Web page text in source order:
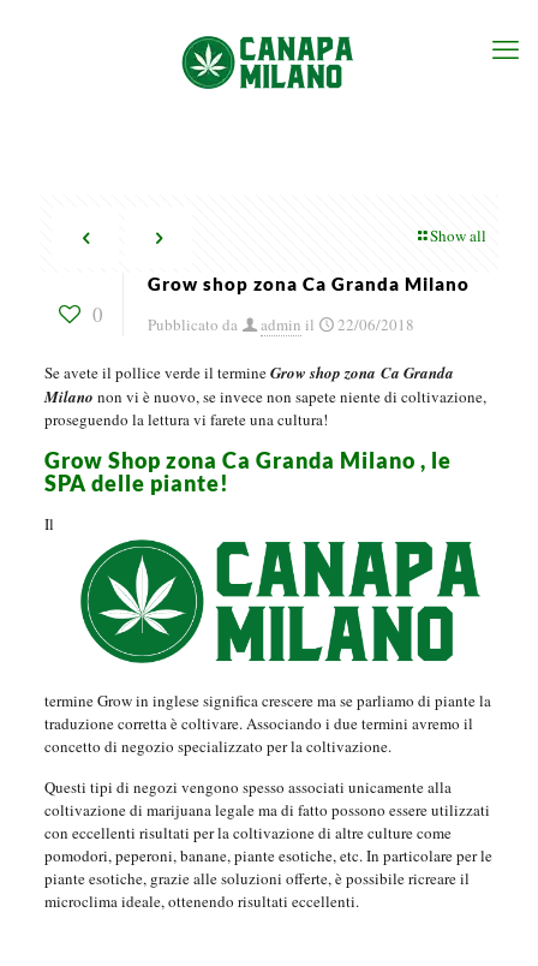
Show all
0
Grow shop zona Ca Granda Milano
Pubblicato da
admin il 22/06/2018
Se avete il pollice verde il termineGrow shop zona Ca Granda
Milano non vi è nuovo, se invece non sapete niente di coltivazione,
proseguendo la lettura vi farete una cultura!
Grow Shop zona Ca Granda Milano , le
SPA delle piante!
Il
termine Grow in inglese significa crescere ma se parliamo di piante la
traduzione corretta è coltivare. Associando i due termini avremo il
concetto di negozio specializzato per la coltivazione.
Questi tipi di negozi vengono spesso associati unicamente alla
coltivazione di marijuana legale ma di fatto possono essere utilizzati
con eccellenti risultati per la coltivazione di altre culture come
pomodori, peperoni, banane, piante esotiche, etc. In particolare per le
piante esotiche, grazie alle soluzioni offerte, è possibile ricreare il
microclima ideale, ottenendo risultati eccellenti.